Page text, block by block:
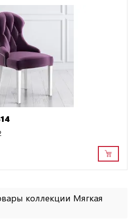
коллекции Мягкая